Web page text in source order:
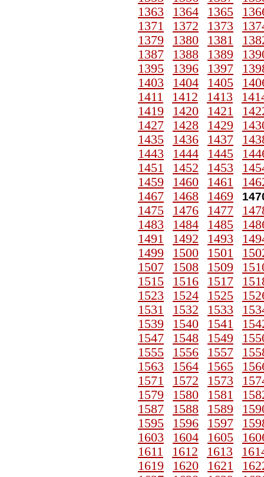
1363
1364 1365
1371
1372 1373
1379
1380 1381
1387
1388 1389
1395
1396 1397
1403
1404 1405
1411
1412 1413
1419
1420 1421
1427
1428 1429
1435
1436 1437
1443
1444 1445
1451
1452 1453
1459
1460 1461
1467
1468 1469
1475 1476 1477
1483
1484 1485
1491
1492 1493
1499
1500 1501
1507
1508 1509
1515
1516 1517
1523
1524 1525
1531
1532 1533
1539
1540 1541
1547
1548 1549
1555
1556 1557
1563
1564 1565
1571
1572 1573
1579
1580 1581
1587
1588 1589
1595
1596 1597
1603
1604 1605
1611
1612 1613
1619
1620 1621